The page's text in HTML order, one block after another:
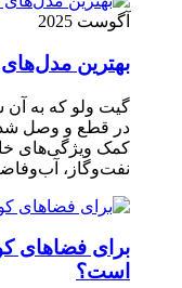
آگوست 2025
بهترین
گیت ولو که به
در قطع و وصل
کمک ویژگی‌های
نفت‌وگاز،
برای فضاهای
است؟